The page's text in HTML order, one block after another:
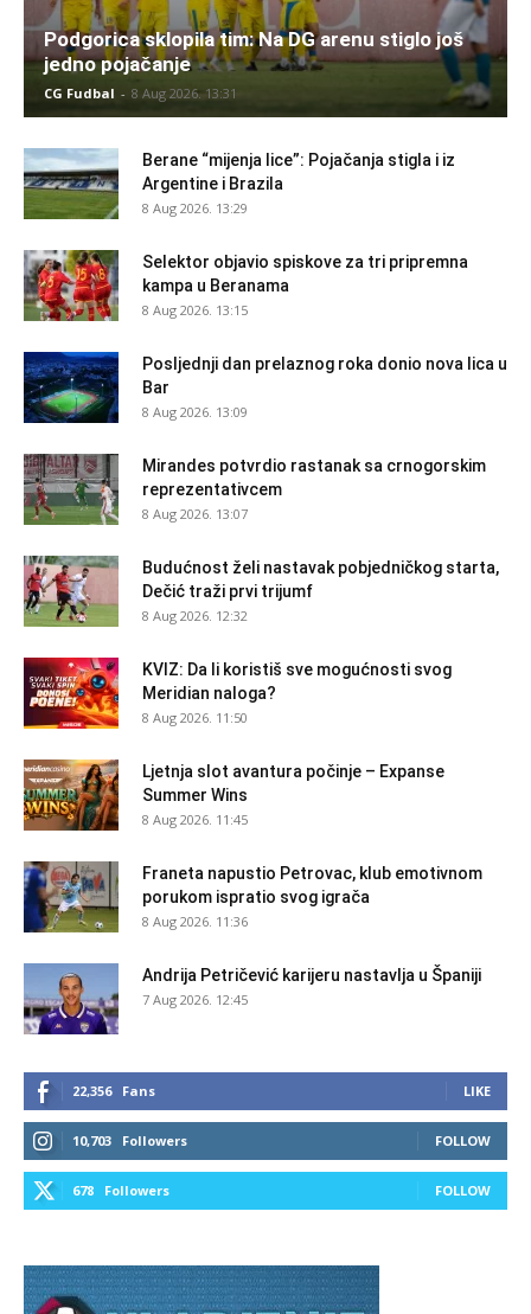
Podgorica sklopila tim: Na DG arenu stiglo još
jedno pojačanje
CG Fudbal - 8 Aug 2026. 13:31
Berane “mijenja lice”: Pojačanja stigla i iz
Argentine i Brazila
8 Aug 2026. 13:29
Selektor objavio spiskove za tri pripremna
kampa u Beranama
8 Aug 2026. 13:15
Posljednji dan prelaznog roka donio nova lica u
Bar
8 Aug 2026. 13:09
Mirandes potvrdio rastanak sa crnogorskim
reprezentativcem
8 Aug 2026. 13:07
Budućnost želi nastavak pobjedničkog starta,
Dečić traži prvi trijumf
8 Aug 2026. 12:32
KVIZ: Da li koristiš sve mogućnosti svog
Meridian naloga?
8 Aug 2026. 11:50
Ljetnja slot avantura počinje – Expanse
Summer Wins
8 Aug 2026. 11:45
Franeta napustio Petrovac, klub emotivnom
porukom ispratio svog igrača
8 Aug 2026. 11:36
Andrija Petričević karijeru nastavlja u Španiji
7 Aug 2026. 12:45
22,356 Fans LIKE
10,703 Followers FOLLOW
678 Followers FOLLOW